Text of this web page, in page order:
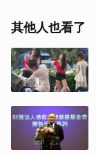
其他人也看了